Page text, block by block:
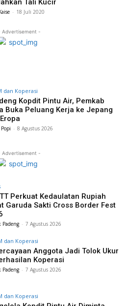
Tali Kucir
- 18 Juli 2020
Advertisement -
dan Koperasi
Kopdit Pintu Air, Pemkab
Buka Peluang Kerja ke Jepang
- 8 Agustus 2026
Advertisement -
Perkuat Kedaulatan Rupiah
Garuda Sakti Cross Border Fest
Padeng - 7 Agustus 2026
dan Koperasi
Anggota Jadi Tolok Ukur
Koperasi
Padeng - 7 Agustus 2026
dan Koperasi